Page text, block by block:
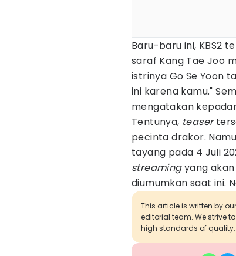
Baru-baru ini, KBS2
saraf Kang Tae Joo
istrinya Go Se Yoon
ini karena kamu."
mengatakan
Tentunya, teaser
pecinta drakor.
tayang pada 4 Juli
streamingyang
diumumkan saat ini.
This article is written by
editorial team. We strive
high standards of quality,